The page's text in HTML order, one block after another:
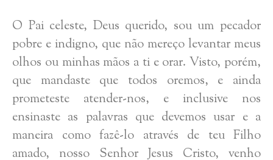
O Pai celeste, Deus querido, sou um pecador
pobre e indigno, que não mereço levantar meus
olhos ou minhas mãos a ti e orar. Visto, porém,
que mandaste que todos oremos, e ainda
prometeste atender-nos, e inclusive nos
ensinaste as palavras que devemos usar e a
maneira como fazê-lo através de teu Filho
amado, nosso Senhor Jesus Cristo, venho